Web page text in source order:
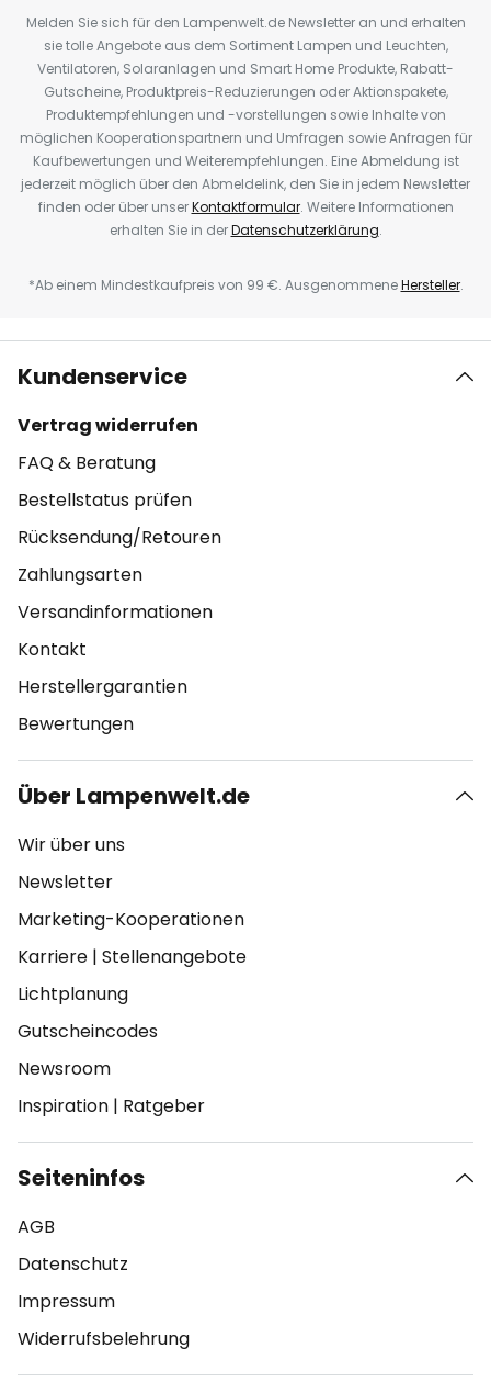
Melden Sie sich für den Lampenwelt.de Newsletter an und erhalten
sie tolle Angebote aus dem Sortiment Lampen und Leuchten,
Ventilatoren, Solaranlagen und Smart Home Produkte, Rabatt-
Gutscheine, Produktpreis-Reduzierungen oder Aktionspakete,
Produktempfehlungen und -vorstellungen sowie Inhalte von
möglichen Kooperationspartnern und Umfragen sowie Anfragen für
Kaufbewertungen und Weiterempfehlungen. Eine Abmeldung ist
jederzeit möglich über den Abmeldelink, den Sie in jedem Newsletter
finden oder über unserKontaktformular. Weitere Informationen
erhalten Sie in derDatenschutzerklärung.
*Ab einem Mindestkaufpreis von 99 €. AusgenommeneHersteller.
Kundenservice
Vertrag widerrufen
FAQ & Beratung
Bestellstatus prüfen
Rücksendung/Retouren
Zahlungsarten
Versandinformationen
Kontakt
Herstellergarantien
Bewertungen
Über Lampenwelt.de
Wir über uns
Newsletter
Marketing-Kooperationen
Karriere | Stellenangebote
Lichtplanung
Gutscheincodes
Newsroom
Inspiration | Ratgeber
Seiteninfos
AGB
Datenschutz
Impressum
Widerrufsbelehrung